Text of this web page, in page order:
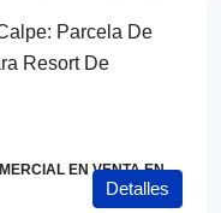
Parcela De
Resort De
EN VENTA EN
Detalles